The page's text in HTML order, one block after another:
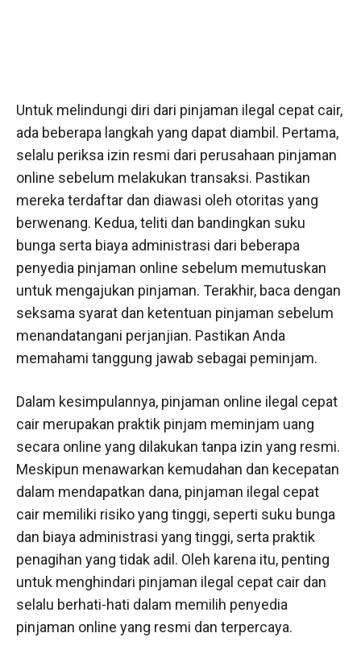
Untuk melindungi diri dari pinjaman ilegal cepat cair,
ada beberapa langkah yang dapat diambil. Pertama,
selalu periksa izin resmi dari perusahaan pinjaman
online sebelum melakukan transaksi. Pastikan
mereka terdaftar dan diawasi oleh otoritas yang
berwenang. Kedua, teliti dan bandingkan suku
bunga serta biaya administrasi dari beberapa
penyedia pinjaman online sebelum memutuskan
untuk mengajukan pinjaman. Terakhir, baca dengan
seksama syarat dan ketentuan pinjaman sebelum
menandatangani perjanjian. Pastikan Anda
memahami tanggung jawab sebagai peminjam.
Dalam kesimpulannya, pinjaman online ilegal cepat
cair merupakan praktik pinjam meminjam uang
secara online yang dilakukan tanpa izin yang resmi.
Meskipun menawarkan kemudahan dan kecepatan
dalam mendapatkan dana, pinjaman ilegal cepat
cair memiliki risiko yang tinggi, seperti suku bunga
dan biaya administrasi yang tinggi, serta praktik
penagihan yang tidak adil. Oleh karena itu, penting
untuk menghindari pinjaman ilegal cepat cair dan
selalu berhati-hati dalam memilih penyedia
pinjaman online yang resmi dan terpercaya.